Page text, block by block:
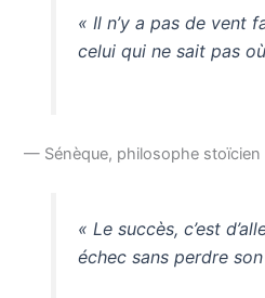
« Il n’y a pas de vent
celui qui ne sait pas
— Sénèque, philosophe stoïcien
« Le succès, c’est
échec sans perdre